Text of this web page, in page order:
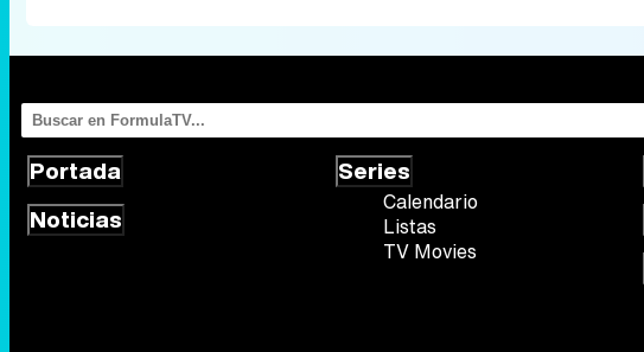
Portada
Noticias
Series
Calendario
Listas
TV Movies